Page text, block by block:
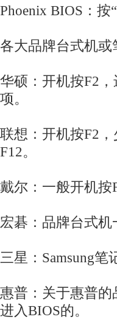
Phoenix BIOS：按
各大品牌台式机或
华硕：开机按F2
项。
联想：开机按F2
F12。
戴尔：一般开机按
宏碁：品牌台式
三星：Samsung
惠普：关于惠普的
进入BIOS的。